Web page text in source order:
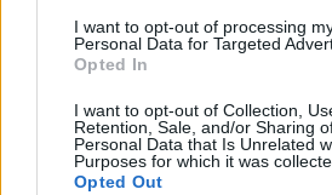
I want to opt-out of processing
Personal Data for Targeted
Opted In
I want to opt-out of Collection,
Retention, Sale, and/or Sharing
Personal Data that Is Unrelated
Purposes for which it was
Opted Out